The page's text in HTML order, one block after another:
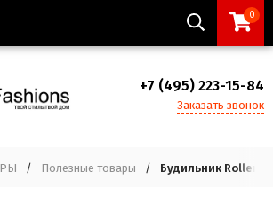
0
+7 (495) 223-15-84
Заказать звонок
/ Полезные товары / Будильник Roller,